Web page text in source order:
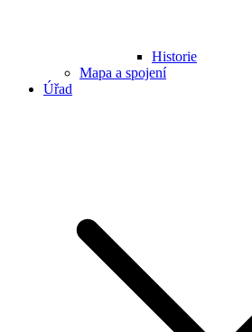
Historie
Mapa a spojení
Úřad